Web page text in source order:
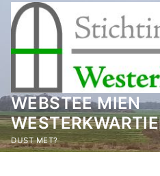
naar
inhoud
WEBSTEE MIEN
DUST MET?